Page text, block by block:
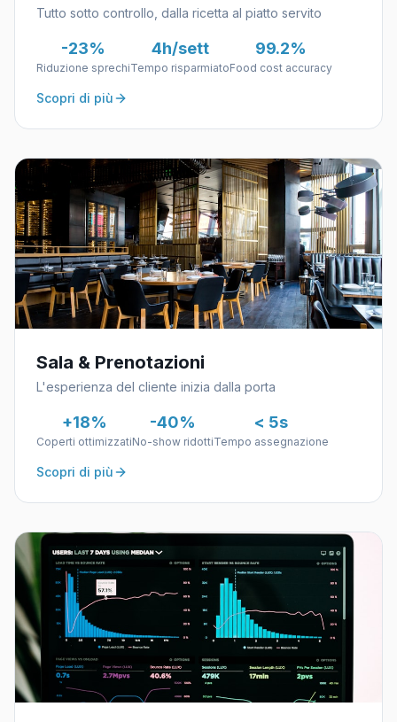
Tutto sotto controllo, dalla ricetta al piatto servito
-23%
Riduzione sprechi
4h/sett
Tempo risparmiato
99.2%
Food cost accuracy
Scopri di più
Sala & Prenotazioni
L'esperienza del cliente inizia dalla porta
+18%
Coperti ottimizzati
-40%
No-show ridotti
< 5s
Tempo assegnazione
Scopri di più